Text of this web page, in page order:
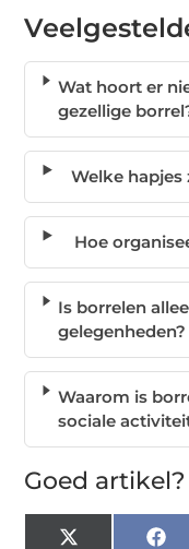
Wat hoort er
gezellige
Welke hapjes
Hoe
Is borrelen
gelegenheden?
Waarom is
sociale
Goed
X